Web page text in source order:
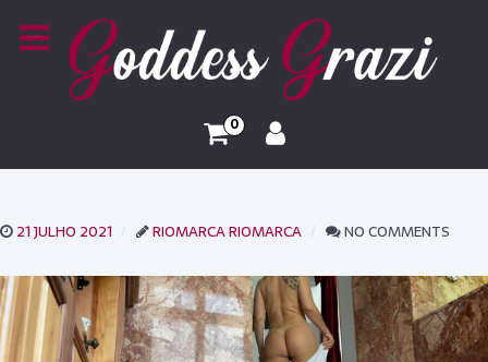
0
21 JULHO 2021 RIOMARCA RIOMARCA NO COMMENTS